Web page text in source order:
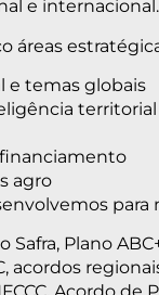
e internacional.
áreas
e temas globais
territorial
agro
Safra, Plano
acordos